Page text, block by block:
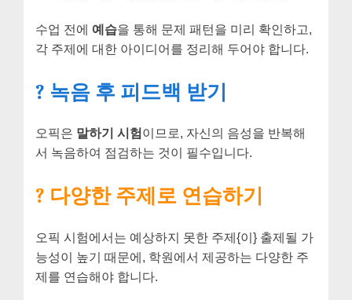
수업 전에 예습을 통해 문제 패턴을 미리 확인하고,
각 주제에 대한 아이디어를 정리해 두어야 합니다.
?️ 녹음 후 피드백 받기
오픽은 말하기 시험 이므로, 자신의 음성을 반복해
서 녹음하여 점검하는 것이 필수입니다.
? 다양한 주제로 연습하기
오픽 시험에서는 예상하지 못한 주제{이} 출제될 가
능성이 높기 때문에, 학원에서 제공하는 다양한 주
제를 연습해야 합니다.